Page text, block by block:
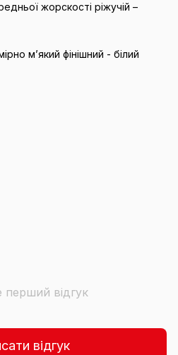
жорскості ріжучій –
м’який фінішний - білий
перший відгук
відгук